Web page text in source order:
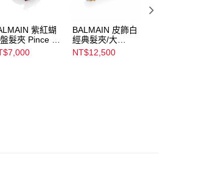
同意申辦者引起之損失，本公司不負相關責
時，將依據個別帳號之用戶狀況，依本公司
紫紅蝴
髮夾 Pince à
Velv
BALMAIN 皮飾白
經典髮夾/大
Limited Edition
White Leather
NT$12,500